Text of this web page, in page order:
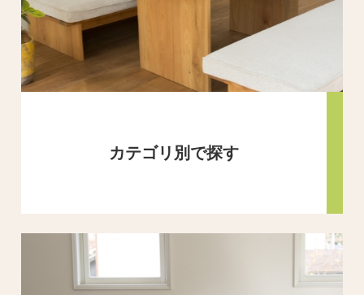
カテゴリ別で探す